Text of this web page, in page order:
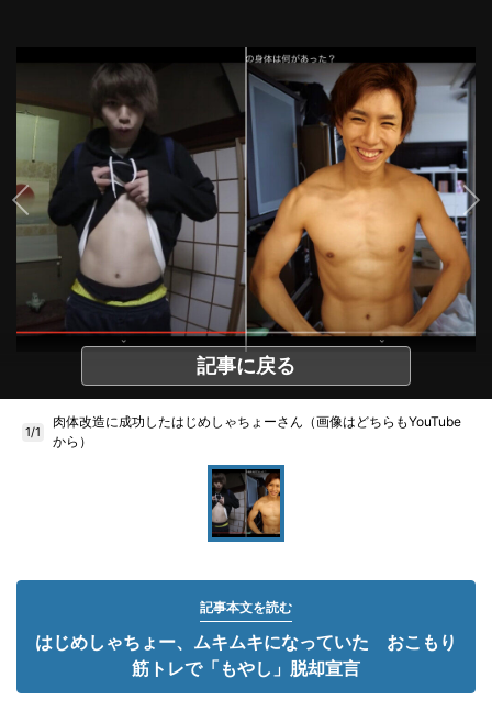
記事に戻る
1/1
肉体改造に成功したはじめしゃちょーさん（画像はどちらもYouTube
から）
記事本文を読む
はじめしゃちょー、ムキムキになっていた おこもり
筋トレで「もやし」脱却宣言